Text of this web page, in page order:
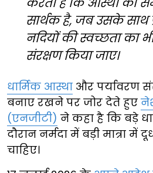
सार्थक है, जब उसके साथ
नदियों की स्वच्छता का
संरक्षण किया जाए।
धार्मिक आस्था और पर्यावरण
बनाए रखने पर जोर देते हुए
(एनजीटी) ने कहा है कि बड़े
दौरान नर्मदा में बड़ी मात्रा में
चाहिए।